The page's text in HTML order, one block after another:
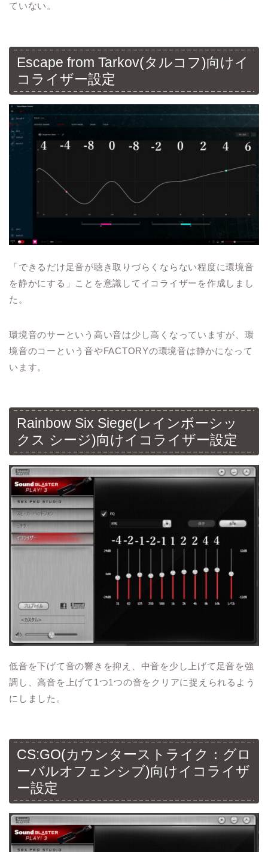
ていない。
Escape from Tarkov(タルコフ)向けイ
コライザー設定
「できるだけ足音が聴き取りづらくならない程度に環境音
を静かにする」ことを意識してイコライザーを作成しまし
た。
環境音のサーという高い音は少し高くなっていますが、環
境音のコーという音やFACTORYの環境音は静かになって
います。
Rainbow Six Siege(レインボーシッ
クス シージ)向けイコライザー設定
低音を下げて音の響きを抑え、中音を少し上げて足音を強
調し、高音を上げて1つ1つの音をクリアに捉えられるよう
にしました。
CS:GO(カウンターストライク：グロ
ーバルオフェンシブ)向けイコライザ
ー設定